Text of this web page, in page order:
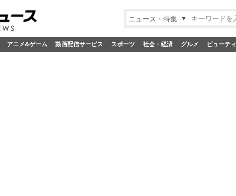
ニュース・特集
アニメ&ゲーム 動画配信サービス スポーツ 社会・経済 グルメ ビューティ